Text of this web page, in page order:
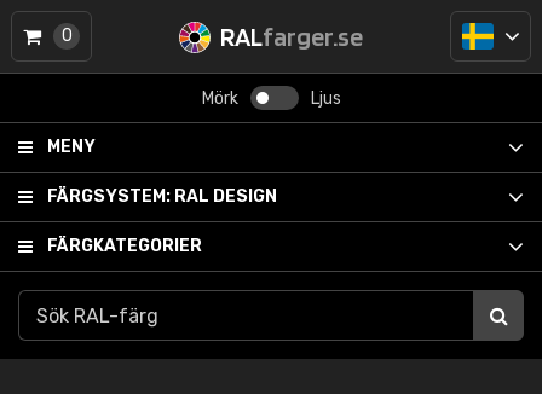
RALfarger.se
Mörk Ljus
MENY
FÄRGSYSTEM: RAL DESIGN
FÄRGKATEGORIER
0